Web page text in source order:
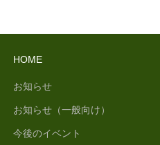
HOME
お知らせ
お知らせ（一般向け）
今後のイベント